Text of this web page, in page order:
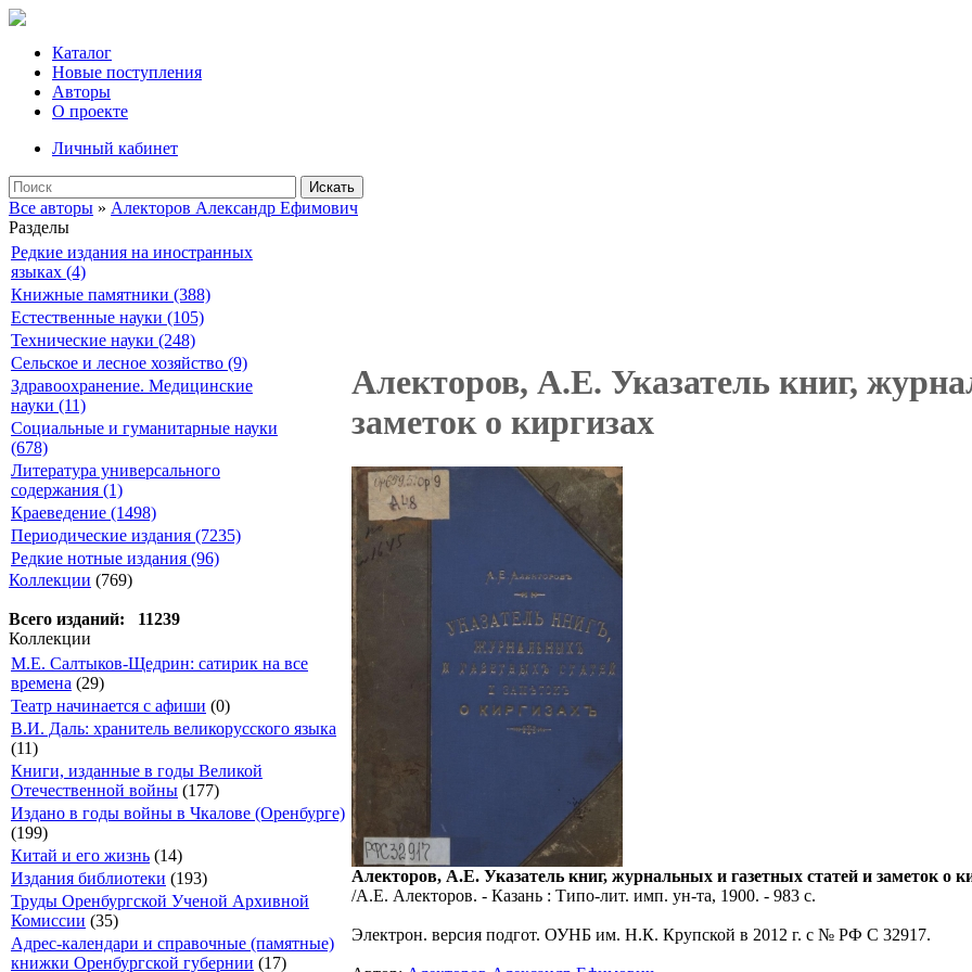
Каталог
Новые поступления
Авторы
О проекте
Личный кабинет
Искать
Все авторы » Алекторов Александр Ефимович
Разделы
Редкие издания на иностранных
языках (4)
Книжные памятники (388)
Естественные науки (105)
Технические науки (248)
Сельское и лесное хозяйство (9)
Здравоохранение. Медицинские
науки (11)
Социальные и гуманитарные науки
(678)
Литература универсального
содержания (1)
Краеведение (1498)
Периодические издания (7235)
Редкие нотные издания (96)
Коллекции (769)
Всего изданий: 11239
Коллекции
М.Е. Салтыков-Щедрин: сатирик на все
времена (29)
Театр начинается с афиши (0)
В.И. Даль: хранитель великорусского языка
(11)
Книги, изданные в годы Великой
Отечественной войны (177)
Издано в годы войны в Чкалове (Оренбурге)
(199)
Китай и его жизнь (14)
Издания библиотеки (193)
Труды Оренбургской Ученой Архивной
Комиссии (35)
Адрес-календари и справочные (памятные)
книжки Оренбургской губернии (17)
Алекторов, А.Е. Указатель книг,
заметок о киргизах
Алекторов, А.Е. Указатель книг, журнальных и газетных статей и заметок о
/А.Е. Алекторов. - Казань : Типо-лит. имп. ун-та, 1900. - 983 с.
Электрон. версия подгот. ОУНБ им. Н.К. Крупской в 2012 г. с № РФ С 32917.